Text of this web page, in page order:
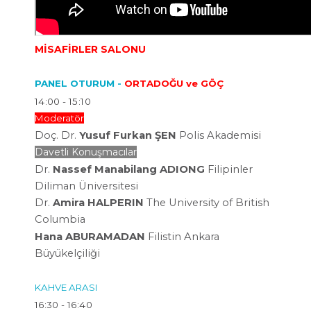
MİSAFİRLER SALONU
PANEL OTURUM - ORTADOĞU ve GÖÇ
14:00 - 15:10
Moderatör
Doç. Dr. Yusuf Furkan ŞEN Polis Akademisi
Davetli Konuşmacılar
Dr. Nassef Manabilang ADIONG Filipinler
Diliman Üniversitesi
Dr. Amira HALPERIN The University of British
Columbia
Hana ABURAMADAN Filistin Ankara
Büyükelçiliği
KAHVE ARASI
16:30 - 16:40